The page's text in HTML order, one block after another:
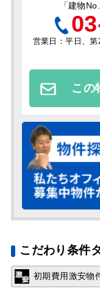
「建物No.
営業日：平日、
この
こだわり条件
初期費用激安物